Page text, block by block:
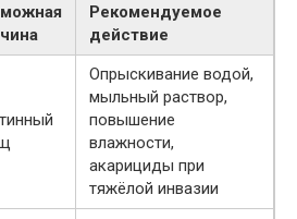
Рекомендуемое
действие
Опрыскивание водой,
мыльный раствор,
повышение
влажности,
акарициды при
тяжёлой инвазии